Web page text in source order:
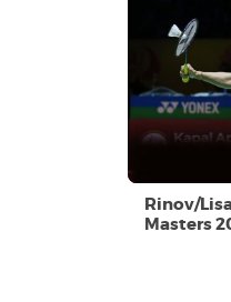
Rinov/
Masters